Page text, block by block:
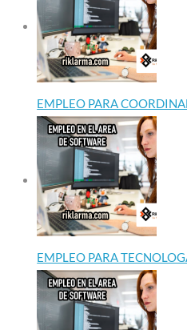
EMPLEO PARA
EMPLEO PARA